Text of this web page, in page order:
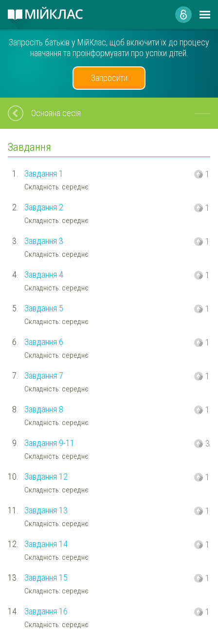
Запросіть батьків у МійКлас, щоб включити їх до процесу
навчання та проінформувати про успіхи дітей.
Запросити
Основна сесія
Завдання
1. Завдання 1
Складність: середнє
1
2. Завдання 2
Складність: середнє
1
3. Завдання 3
Складність: середнє
1
4. Завдання 4
Складність: середнє
1
5. Завдання 5
Складність: середнє
1
6. Завдання 6
Складність: середнє
1
7. Завдання 7
Складність: середнє
1
8. Завдання 8
Складність: середнє
1
9. Завдання 9-11
Складність: середнє
3
10. Завдання 12
Складність: середнє
1
11. Завдання 13
Складність: середнє
1
12. Завдання 14
Складність: середнє
1
13. Завдання 15
Складність: середнє
1
14. Завдання 16
Складність: середнє
1